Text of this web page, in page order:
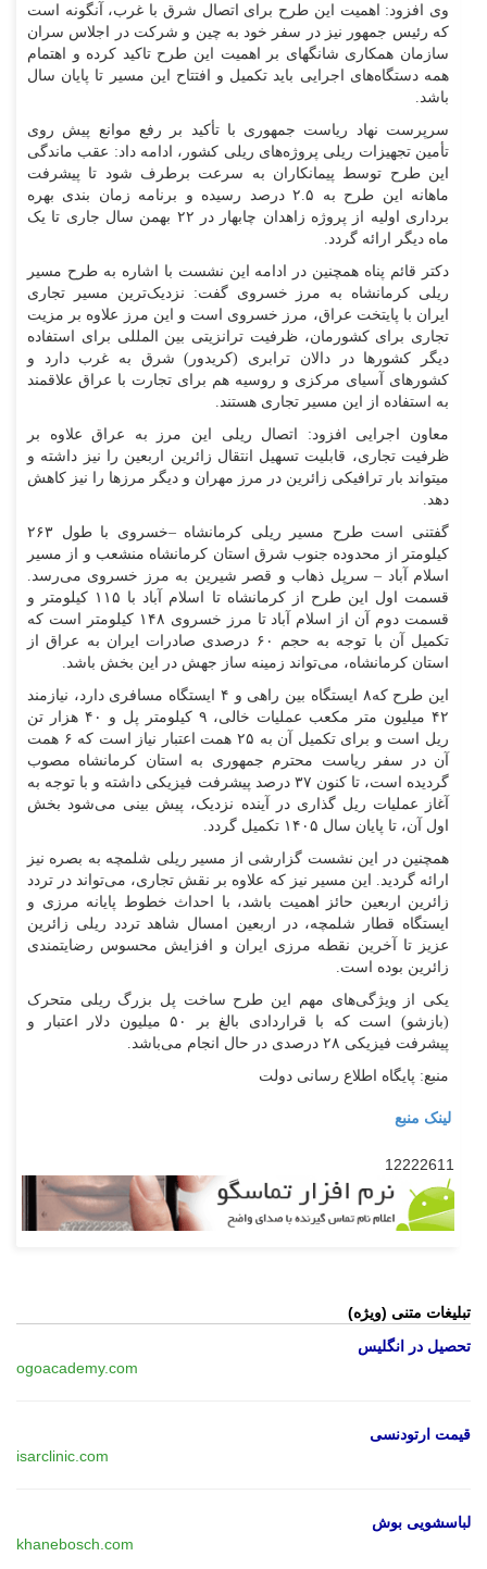
وی افزود: اهمیت این طرح برای اتصال شرق با غرب، آنگونه است
که رئیس جمهور نیز در سفر خود به چین و شرکت در اجلاس سران
سازمان همکاری شانگهای بر اهمیت این طرح تاکید کرده و اهتمام
همه دستگاه‌های اجرایی باید تکمیل و افتتاح این مسیر تا پایان سال
باشد.
سرپرست نهاد ریاست جمهوری با تأکید بر رفع موانع پیش روی
تأمین تجهیزات ریلی پروژه‌های ریلی کشور، ادامه داد: عقب ماندگی
این طرح توسط پیمانکاران به سرعت برطرف شود تا پیشرفت
ماهانه این طرح به ۲.۵ درصد رسیده و برنامه زمان بندی بهره
برداری اولیه از پروژه زاهدان چابهار در ۲۲ بهمن سال جاری تا یک
ماه دیگر ارائه گردد.
دکتر قائم پناه همچنین در ادامه این نشست با اشاره به طرح مسیر
ریلی کرمانشاه به مرز خسروی گفت: نزدیک‌ترین مسیر تجاری
ایران با پایتخت عراق، مرز خسروی است و این مرز علاوه بر مزیت
تجاری برای کشورمان، ظرفیت ترانزیتی بین المللی برای استفاده
دیگر کشور‌ها در دالان ترابری (کریدور) شرق به غرب دارد و
کشور‌های آسیای مرکزی و روسیه هم برای تجارت با عراق علاقمند
به استفاده از این مسیر تجاری هستند.
معاون اجرایی افزود: اتصال ریلی این مرز به عراق علاوه بر
ظرفیت تجاری، قابلیت تسهیل انتقال زائرین اربعین را نیز داشته و
میتواند بار ترافیکی زائرین در مرز مهران و دیگر مرز‌ها را نیز کاهش
دهد.
گفتنی است طرح مسیر ریلی کرمانشاه –خسروی با طول ۲۶۳
کیلومتر از محدوده جنوب شرق استان کرمانشاه منشعب و از مسیر
اسلام آباد – سرپل ذهاب و قصر شیرین به مرز خسروی می‌رسد.
قسمت اول این طرح از کرمانشاه تا اسلام آباد با ۱۱۵ کیلومتر و
قسمت دوم آن از اسلام آباد تا مرز خسروی ۱۴۸ کیلومتر است که
تکمیل آن با توجه به حجم ۶۰ درصدی صادرات ایران به عراق از
استان کرمانشاه، می‌تواند زمینه ساز جهش در این بخش باشد.
این طرح که۸ ایستگاه بین راهی و ۴ ایستگاه مسافری دارد، نیازمند
۴۲ میلیون متر مکعب عملیات خالی، ۹ کیلومتر پل و ۴۰ هزار تن
ریل است و برای تکمیل آن به ۲۵ همت اعتبار نیاز است که ۶ همت
آن در سفر ریاست محترم جمهوری به استان کرمانشاه مصوب
گردیده است، تا کنون ۳۷ درصد پیشرفت فیزیکی داشته و با توجه به
آغاز عملیات ریل گذاری در آینده نزدیک، پیش بینی می‌شود بخش
اول آن، تا پایان سال ۱۴۰۵ تکمیل گردد.
همچنین در این نشست گزارشی از مسیر ریلی شلمچه به بصره نیز
ارائه گردید. این مسیر نیز که علاوه بر نقش تجاری، می‌تواند در تردد
زائرین اربعین حائز اهمیت باشد، با احداث خطوط پایانه مرزی و
ایستگاه قطار شلمچه، در اربعین امسال شاهد تردد ریلی زائرین
عزیز تا آخرین نقطه مرزی ایران و افزایش محسوس رضایتمندی
زائرین بوده است.
یکی از ویژگی‌های مهم این طرح ساخت پل بزرگ ریلی متحرک
(بازشو) است که با قراردادی بالغ بر ۵۰ میلیون دلار اعتبار و
پیشرفت فیزیکی ۲۸ درصدی در حال انجام می‌باشد.
منبع: پایگاه اطلاع رسانی دولت
لینک منبع
12222611
تبلیغات متنی (ویژه)
تحصیل در انگلیس
ogoacademy.com
قیمت ارتودنسی
isarclinic.com
لباسشویی بوش
khanebosch.com